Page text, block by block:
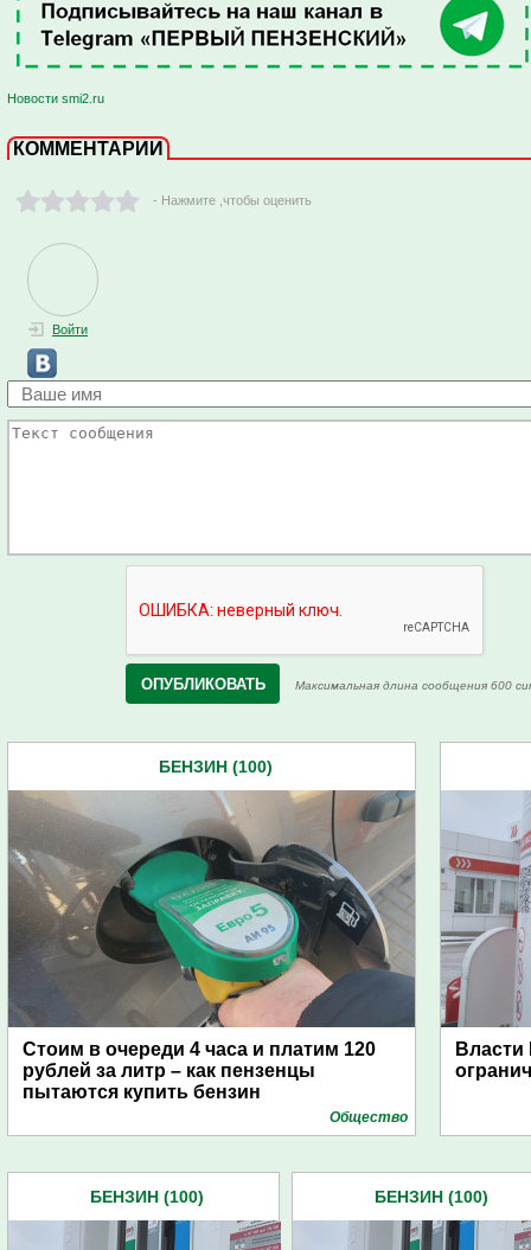
Новости smi2.ru
КОММЕНТАРИИ
- Нажмите ,чтобы оценить
Войти
Максимальная длина сообщения 600
БЕНЗИН (100)
Стоим в очереди 4 часа и платим 120
рублей за литр – как пензенцы
пытаются купить бензин
Общество
Власти
БЕНЗИН (100) БЕНЗИН (100)